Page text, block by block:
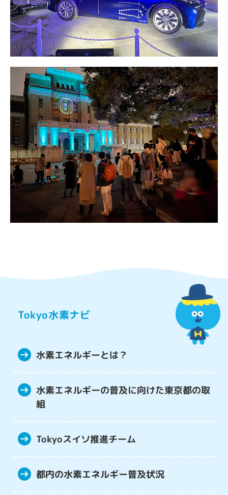
Tokyo水素ナビ
水素エネルギーとは？
水素エネルギーの普及に向けた東京都の取
組
Tokyoスイソ推進チーム
都内の水素エネルギー普及状況